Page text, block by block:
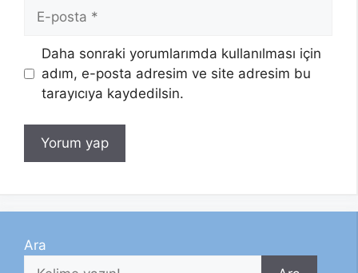
posta
Daha sonraki yorumlarımda kullanılması için
adım, e-posta adresim ve site adresim bu
tarayıcıya kaydedilsin.
Ara